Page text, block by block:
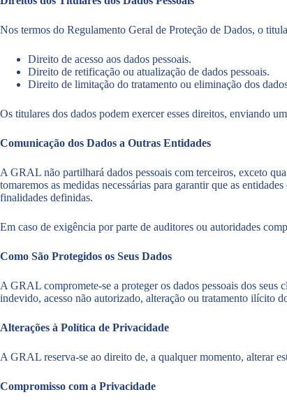
Nos termos do Regulamento Geral de Proteção de Dados, o
Direito de acesso aos dados pessoais.
Direito de retificação ou atualização de dados pessoais.
Direito de limitação do tratamento ou eliminação dos
Os titulares dos dados podem exercer esses direitos, enviando
Comunicação dos Dados a Outras Entidades
A GRAL não partilhará dados pessoais com terceiros, exceto
tomaremos as medidas necessárias para garantir que as
finalidades definidas.
Em caso de exigência por parte de auditores ou autoridades
Como São Protegidos os Seus Dados
A GRAL compromete-se a proteger os dados pessoais dos seus
indevido, acesso não autorizado, alteração ou tratamento ilícito
Alterações à Política de Privacidade
A GRAL reserva-se ao direito de, a qualquer momento, alterar
Compromisso com a Privacidade